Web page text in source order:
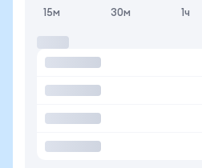
15м 30м 1ч